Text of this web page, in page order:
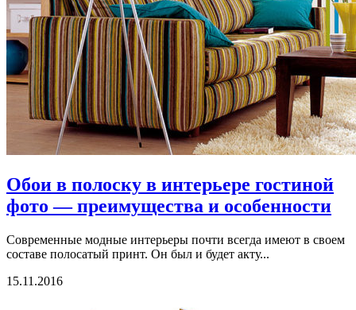
Обои в полоску в интерьере гостиной
фото — преимущества и особенности
Современные модные интерьеры почти всегда имеют в своем
составе полосатый принт. Он был и будет акту...
15.11.2016